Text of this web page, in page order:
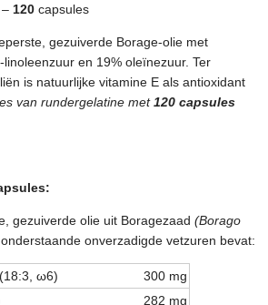
120 capsules
gezuiverde Borage-olie met
en 19% oleïnezuur. Ter
is natuurlijke vitamine E als antioxidant
van rundergelatine met120 capsules
gezuiverde olie uit Boragezaad (Borago
onderstaande onverzadigde vetzuren bevat:
ω6)
300 mg
282 mg